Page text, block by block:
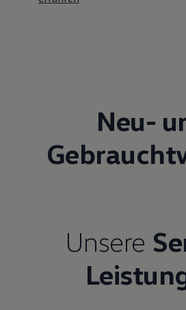
Neu-
Unsere